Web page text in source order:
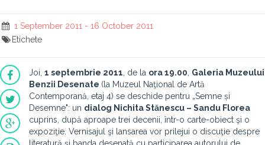
1 September 2011 - 16 October 2011
Etichete
Joi, 1 septembrie 2011 , de la ora 19.00 Galeria Muzeului
Benzii Desenate (la Muzeul Naţional de Artă
Contemporană, etaj 4) se deschide pentru „Semne și
Desemne": un dialog Nichita Stănescu – Sandu Florea
cuprins, după aproape trei decenii, într-o carte-obiect şi o
expoziţie. Vernisajul şi lansarea vor prilejui o discuţie despre